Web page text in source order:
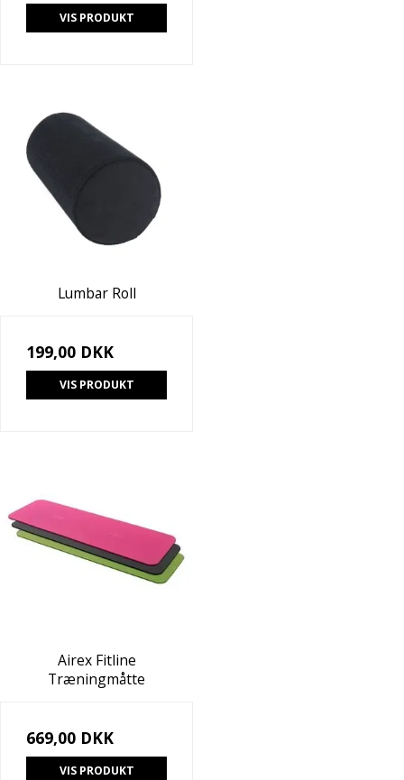
VIS PRODUKT
Lumbar Roll
199,00 DKK
VIS PRODUKT
Airex Fitline
Træningmåtte
669,00 DKK
VIS PRODUKT